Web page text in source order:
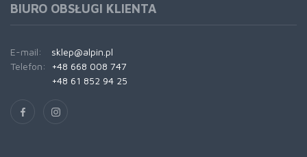
BIURO OBSŁUGI KLIENTA
E-mail:
sklep@alpin.pl
Telefon:
+48 668 008 747
+48 61 852 94 25